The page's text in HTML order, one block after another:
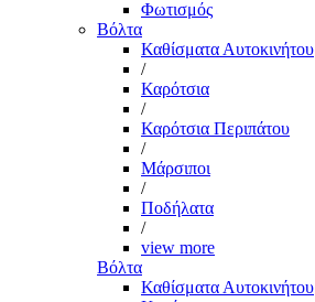
Φωτισμός
Βόλτα
Καθίσματα Αυτοκινήτου
/
Καρότσια
/
Καρότσια Περιπάτου
/
Μάρσιποι
/
Ποδήλατα
/
view more
Βόλτα
Καθίσματα Αυτοκινήτου